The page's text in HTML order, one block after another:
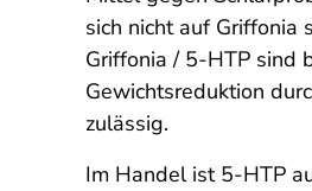
sich nicht auf Griffonia
Griffonia / 5-HTP sind
Gewichtsreduktion
zulässig.
Im Handel ist 5-HTP